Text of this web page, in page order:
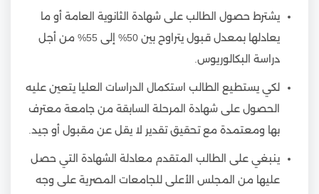
يشترط حصول الطالب على شهادة الثانوية العامة أو ما
يعادلها بمعدل قبول يتراوح بين 50% إلى 55% من أجل
دراسة البكالوريوس.
لكي يستطيع الطالب استكمال الدراسات العليا يتعين عليه
الحصول على شهادة المرحلة السابقة من جامعة معترف
بها ومعتمدة مع تحقيق تقدير لا يقل عن مقبول أو جيد.
ينبغي على الطالب المتقدم معادلة الشهادة التي حصل
عليها من المجلس الأعلى للجامعات المصرية على وجه